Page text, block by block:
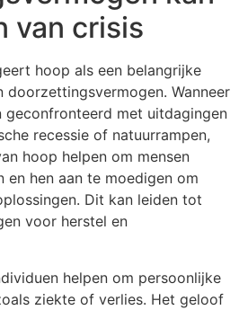
van crisis
hoop als een belangrijke
doorzettingsvermogen. Wanneer
geconfronteerd met uitdagingen
recessie of natuurrampen,
hoop helpen om mensen
hen aan te moedigen om
Dit kan leiden tot
voor herstel en
helpen om persoonlijke
ziekte of verlies. Het geloof